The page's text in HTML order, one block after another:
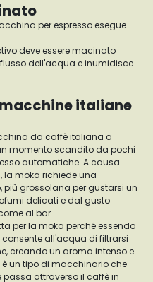
per espresso esegue
deve essere macinato
dell'acqua e inumidisce
italiane
da caffè italiana a
momento scandito da pochi
automatiche. A causa
la moka richiede una
grossolana per gustarsi un
delicati e dal gusto
al bar.
per la moka perché essendo
all'acqua di filtrarsi
creando un aroma intenso e
un tipo di macchinario che
attraverso il caffè in